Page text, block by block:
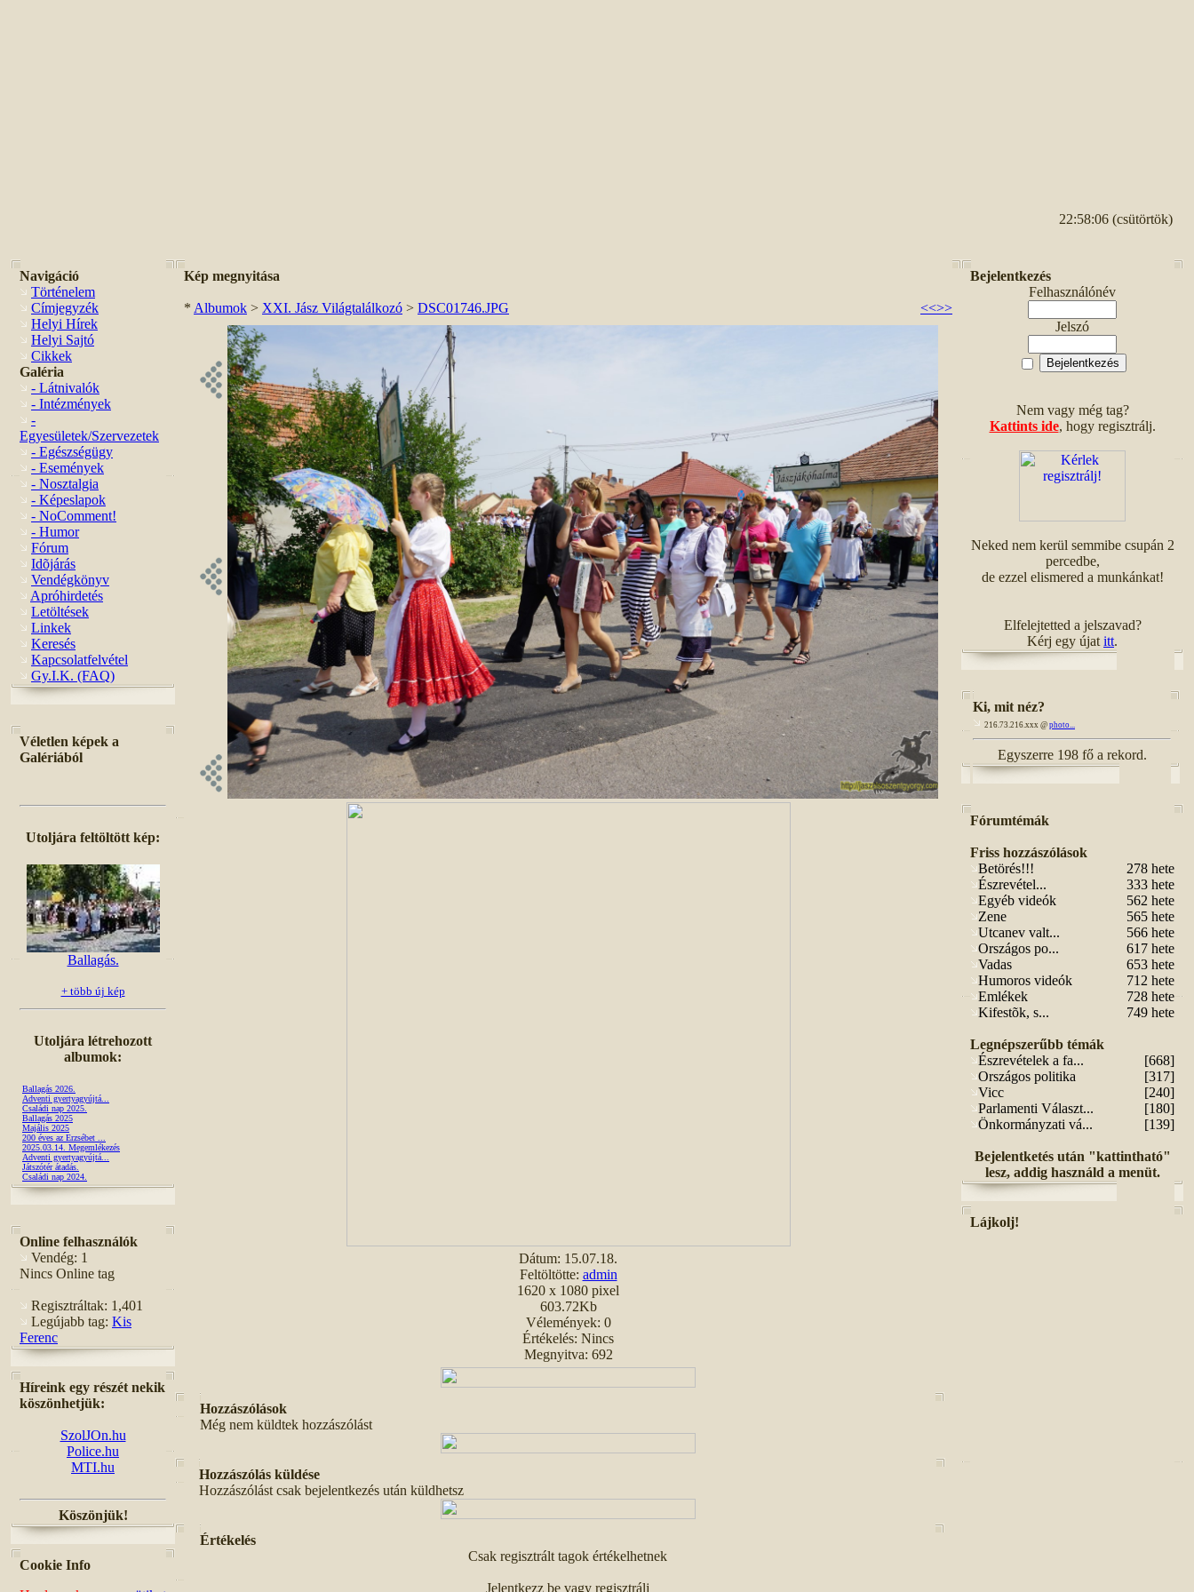
22:58:06 (csütörtök)
Navigáció
Történelem
Címjegyzék
Helyi Hírek
Helyi Sajtó
Cikkek
Galéria
- Látnivalók
- Intézmények
-
Egyesületek/Szervezetek
- Egészségügy
- Események
- Nosztalgia
- Képeslapok
- NoComment!
- Humor
Fórum
Idõjárás
Vendégkönyv
Apróhirdetés
Letöltések
Linkek
Keresés
Kapcsolatfelvétel
Gy.I.K. (FAQ)
Véletlen képek a
Galériából
Utoljára feltöltött kép:
Ballagás.
+ több új kép
Utoljára létrehozott
albumok:
Ballagás 2026.
Adventi gyertyagyújtá...
Családi nap 2025.
Ballagás 2025
Majális 2025
200 éves az Erzsébet ...
2025.03.14. Megemlékezés
Adventi gyertyagyújtá...
Játszótér átadás.
Családi nap 2024.
Online felhasználók
Vendég: 1
Nincs Online tag
Regisztráltak: 1,401
Legújabb tag: Kis
Ferenc
Híreink egy részét nekik
köszönhetjük:
SzolJOn.hu
Police.hu
MTI.hu
Köszönjük!
Cookie Info
Kép megnyitása
* Albumok > XXI. Jász Világtalálkozó > DSC01746.JPG <<>>
Dátum: 15.07.18.
Feltöltötte: admin
1620 x 1080 pixel
603.72Kb
Vélemények: 0
Értékelés: Nincs
Megnyitva: 692
Hozzászólások
Még nem küldtek hozzászólást
Hozzászólás küldése
Hozzászólást csak bejelentkezés után küldhetsz
Értékelés
Csak regisztrált tagok értékelhetnek
Jelentkezz be vagy regisztrálj
Bejelentkezés
Felhasználónév
Jelszó
Nem vagy még tag?
Kattints ide, hogy regisztrálj.
Neked nem kerül semmibe csupán 2
percedbe,
de ezzel elismered a munkánkat!
Elfelejtetted a jelszavad?
Kérj egy újat itt.
Ki, mit néz?
216.73.216.xxx @ photo...
Egyszerre 198 fő a rekord.
Fórumtémák
Friss hozzászólások
Betörés!!!
278 hete
Észrevétel...
333 hete
Egyéb videók
562 hete
Zene
565 hete
Utcanev valt...
566 hete
Országos po...
617 hete
Vadas
653 hete
Humoros videók
712 hete
Emlékek
728 hete
Kifestõk, s...
749 hete
Legnépszerűbb témák
Észrevételek a fa...
[668]
Országos politika
[317]
Vicc
[240]
Parlamenti Választ...
[180]
Önkormányzati vá...
[139]
Bejelentketés után "kattintható"
lesz, addig használd a menüt.
Lájkolj!